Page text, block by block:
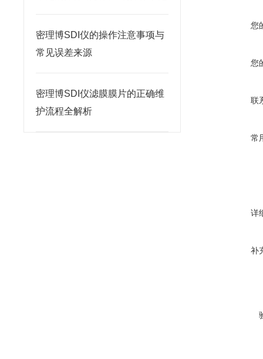
密理博SDI仪的操作注意事项与
常见误差来源
密理博SDI仪滤膜膜片的正确维
护流程全解析
您
您
联
常
详
补